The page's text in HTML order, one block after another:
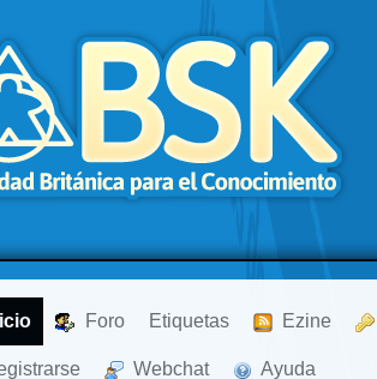
Foro Etiquetas Ezine
Webchat Ayuda